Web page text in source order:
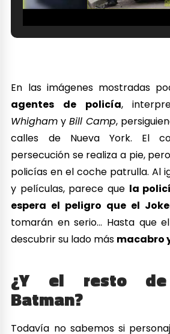
En las imágenes mostradas
agentes de policía,
Whigham y Bill Camp,
calles de Nueva York. El
persecución se realiza a pie,
policías en el coche patrulla. Al
y películas, parece que la
espera el peligro que el
tomarán en serio… Hasta que
descubrir su lado más macabro
¿Y el resto de
Batman?
Todavía no sabemos si